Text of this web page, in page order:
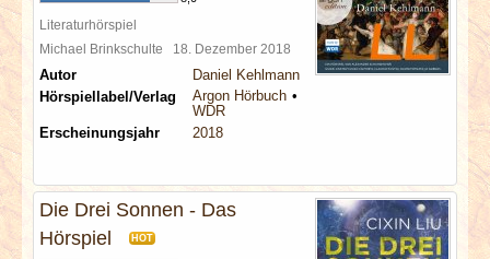
Literaturhörspiel
Michael Brinkschulte 18. Dezember 2018
Autor
Daniel Kehlmann
Hörspiellabel/Verlag
Argon Hörbuch
WDR
Erscheinungsjahr
2018
Die Drei Sonnen - Das
Hörspiel
HOT